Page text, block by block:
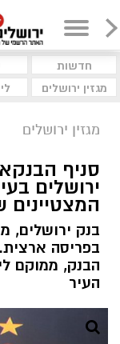
חדשות
מגזין ירושלים
מגזין ירושלים
סניף
ירושלים
המצטיינים
בפריסה
הבנק, ממוקם
העיר